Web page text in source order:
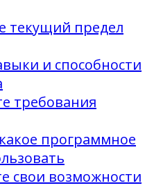
текущий предел
и способности
требования
программное
свои возможности